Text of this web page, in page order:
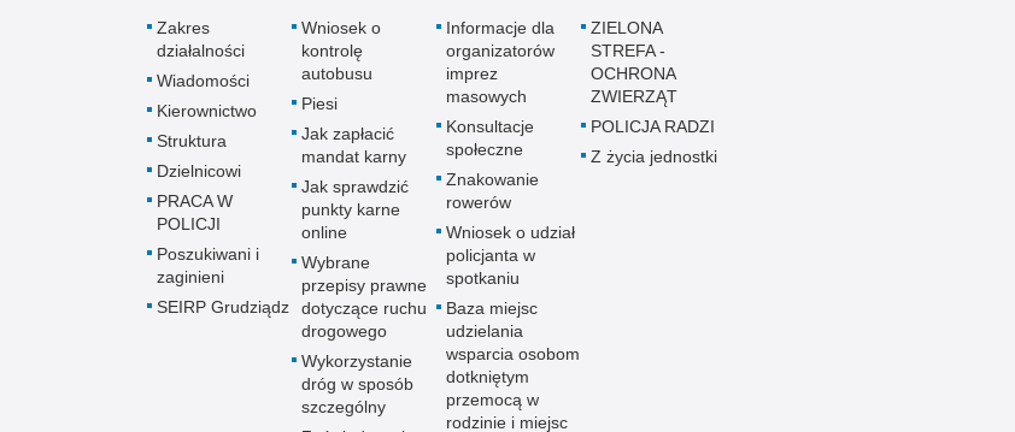
Zakres
działalności
Wiadomości
Kierownictwo
Struktura
Dzielnicowi
PRACA W
POLICJI
Poszukiwani i
zaginieni
SEIRP Grudziądz
Wniosek o
kontrolę
autobusu
Piesi
Jak zapłacić
mandat karny
Jak sprawdzić
punkty karne
online
Wybrane
przepisy prawne
dotyczące ruchu
drogowego
Wykorzystanie
dróg w sposób
szczególny
Informacje dla
organizatorów
imprez
masowych
Konsultacje
społeczne
Znakowanie
rowerów
Wniosek o udział
policjanta w
spotkaniu
Baza miejsc
udzielania
wsparcia osobom
dotkniętym
przemocą w
rodzinie i miejsc
ZIELONA
STREFA -
OCHRONA
ZWIERZĄT
POLICJA RADZI
Z życia jednostki